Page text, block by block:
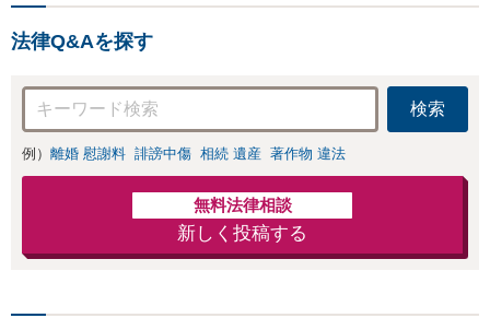
法律Q&Aを探す
検索
例） 離婚 慰謝料 誹謗中傷 相続 遺産 著作物 違法
無料法律相談
新しく投稿する